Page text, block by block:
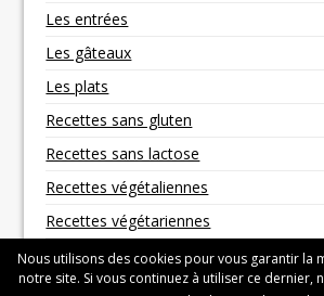
Les entrées
Les gâteaux
Les plats
Recettes sans gluten
Recettes sans lactose
Recettes végétaliennes
Recettes végétariennes
Nous utilisons des cookies pour vous garantir la
notre site. Si vous continuez à utiliser ce dernier,